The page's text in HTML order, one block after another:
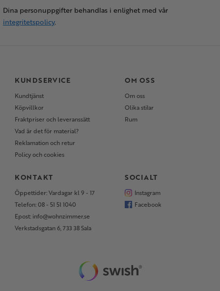
Dina personuppgifter behandlas i enlighet med vår
integritetspolicy.
KUNDSERVICE
Kundtjänst
Köpvillkor
Fraktpriser och leveranssätt
Vad är det för material?
Reklamation och retur
Policy och cookies
OM OSS
Om oss
Olika stilar
Rum
KONTAKT
Öppettider: Vardagar kl 9 - 17
Telefon: 08 - 51 51 1040
Epost: info@wohnzimmer.se
Verkstadsgatan 6, 733 38 Sala
SOCIALT
Instagram
Facebook